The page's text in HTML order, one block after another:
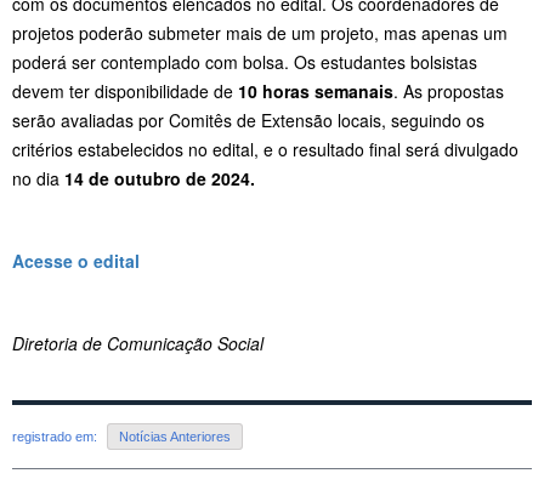
projetos poderão submeter mais de um projeto, mas apenas um
poderá ser contemplado com bolsa. Os estudantes bolsistas
devem ter disponibilidade de 10 horas semanais. As propostas
serão avaliadas por Comitês de Extensão locais, seguindo os
critérios estabelecidos no edital, e o resultado final será divulgado
no dia 14 de outubro de 2024.
Acesse o edital
Diretoria de Comunicação Social
registrado em: Notícias Anteriores